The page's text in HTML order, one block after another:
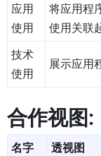
应用
使用
将应用程
使用关联
技术
使用
展示应用
合作视图:
名字 透视图